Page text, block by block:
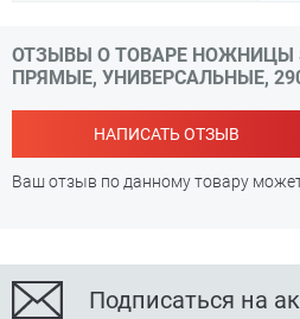
ОТЗЫВЫ О ТОВАРЕ НОЖНИЦЫ
ПРЯМЫЕ, УНИВЕРСАЛЬНЫЕ,
НАПИСАТЬ ОТЗЫВ
Ваш отзыв по данному товару
Подписаться на